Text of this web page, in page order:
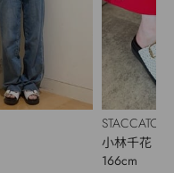
STACCATO
小林千花
166cm